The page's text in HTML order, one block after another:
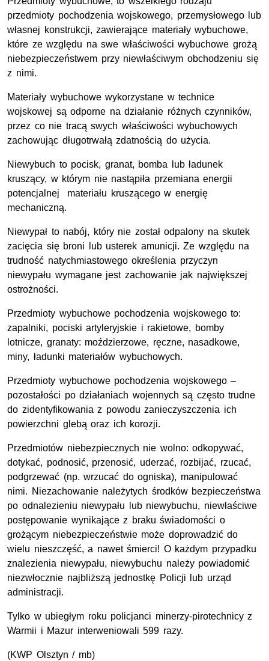
przedmioty pochodzenia wojskowego, przemysłowego lub
własnej konstrukcji, zawierające materiały wybuchowe,
które ze względu na swe właściwości wybuchowe grożą
niebezpieczeństwem przy niewłaściwym obchodzeniu się
z nimi.
Materiały wybuchowe wykorzystane w technice
wojskowej są odporne na działanie różnych czynników,
przez co nie tracą swych właściwości wybuchowych
zachowując długotrwałą zdatnością do użycia.
Niewybuch to pocisk, granat, bomba lub ładunek
kruszący, w którym nie nastąpiła przemiana energii
potencjalnej materiału kruszącego w energię
mechaniczną.
Niewypał to nabój, który nie został odpalony na skutek
zacięcia się broni lub usterek amunicji. Ze względu na
trudność natychmiastowego określenia przyczyn
niewypału wymagane jest zachowanie jak największej
ostrożności.
Przedmioty wybuchowe pochodzenia wojskowego to:
zapalniki, pociski artyleryjskie i rakietowe, bomby
lotnicze, granaty: moździerzowe, ręczne, nasadkowe,
miny, ładunki materiałów wybuchowych.
Przedmioty wybuchowe pochodzenia wojskowego –
pozostałości po działaniach wojennych są często trudne
do zidentyfikowania z powodu zanieczyszczenia ich
powierzchni glebą oraz ich korozji.
Przedmiotów niebezpiecznych nie wolno: odkopywać,
dotykać, podnosić, przenosić, uderzać, rozbijać, rzucać,
podgrzewać (np. wrzucać do ogniska), manipulować
nimi. Niezachowanie należytych środków bezpieczeństwa
po odnalezieniu niewypału lub niewybuchu, niewłaściwe
postępowanie wynikające z braku świadomości o
grożącym niebezpieczeństwie może doprowadzić do
wielu nieszczęść, a nawet śmierci! O każdym przypadku
znalezienia niewypału, niewybuchu należy powiadomić
niezwłocznie najbliższą jednostkę Policji lub urząd
administracji.
Tylko w ubiegłym roku policjanci minerzy-pirotechnicy z
Warmii i Mazur interweniowali 599 razy.
(KWP Olsztyn / mb)